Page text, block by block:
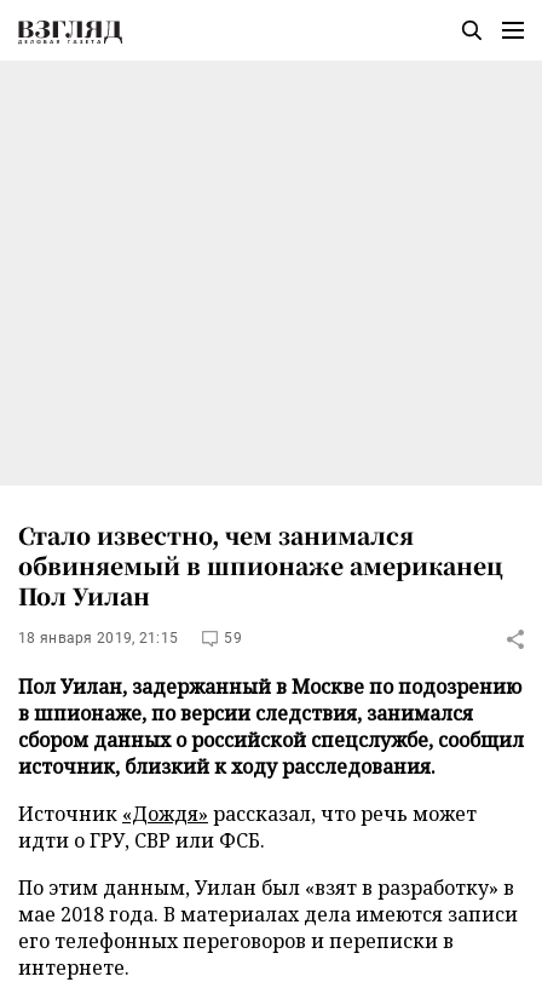
Стало известно, чем занимался
обвиняемый в шпионаже американец
Пол Уилан
18 января 2019, 21:15 59
Пол Уилан, задержанный в Москве по подозрению
в шпионаже, по версии следствия, занимался
сбором данных о российской спецслужбе, сообщил
источник, близкий к ходу расследования.
Источник «Дождя» рассказал, что речь может
идти о ГРУ, СВР или ФСБ.
По этим данным, Уилан был «взят в разработку» в
мае 2018 года. В материалах дела имеются записи
его телефонных переговоров и переписки в
интернете.